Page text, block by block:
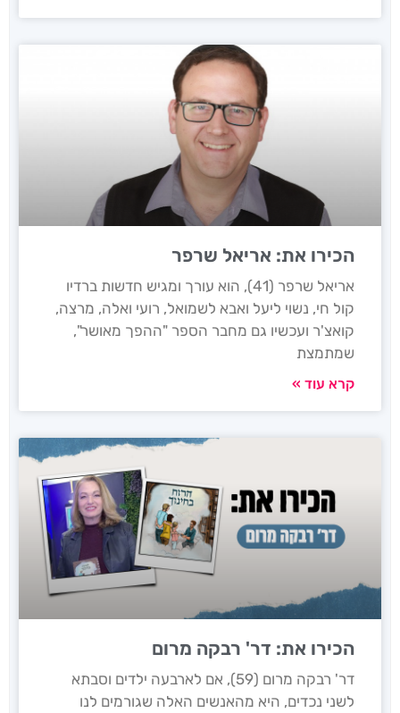
הכירו את: אריאל שרפר
אריאל שרפר (41), הוא עורך ומגיש חדשות ברדיו
קול חי, נשוי ליעל ואבא לשמואל, רועי ואלה, מרצה,
קואצ'ר ועכשיו גם מחבר הספר "ההפך מאושר",
שמתמצת
קרא עוד »
הכירו את: דר' רבקה מרום
דר' רבקה מרום (59), אם לארבעה ילדים וסבתא
לשני נכדים, היא מהאנשים האלה שגורמים לנו